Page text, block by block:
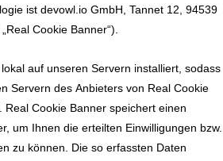
ist devowl.io GmbH, Tannet 12, 94539
Cookie Banner“).
auf unseren Servern installiert, sodass
Servern des Anbieters von Real Cookie
Real Cookie Banner speichert einen
um Ihnen die erteilten Einwilligungen bzw.
zu können. Die so erfassten Daten